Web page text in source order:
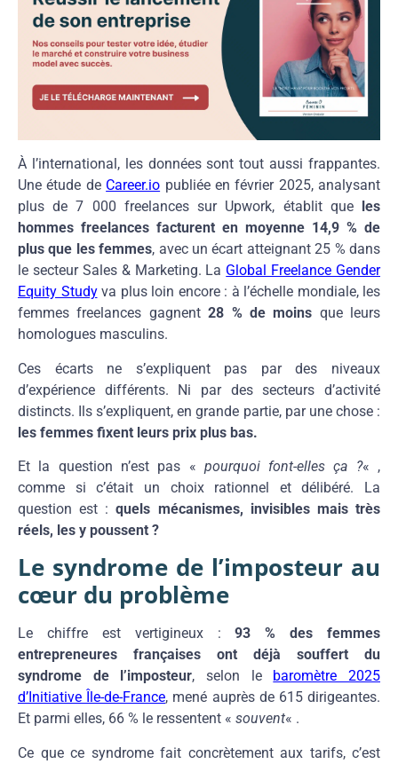
À l’international, les données sont tout aussi frappantes.
Une étude de Career.io publiée en février 2025, analysant
plus de 7 000 freelances sur Upwork, établit que
les
hommes freelances facturent en moyenne 14,9 % de
plus que les femmes, avec un écart atteignant 25 % dans
le secteur Sales & Marketing. La Global Freelance Gender
Equity Studyva plus loin encore : à l’échelle mondiale, les
femmes freelances gagnent28 % de moins que leurs
homologues masculins.
Ces écarts ne s’expliquent pas par des niveaux
d’expérience différents. Ni par des secteurs d’activité
distincts. Ils s’expliquent, en grande partie, par une chose :
les femmes fixent leurs prix plus bas.
Et la question n’est pas « pourquoi font-elles ça ?« ,
comme si c’était un choix rationnel et délibéré. La
question est :quels mécanismes, invisibles mais très
réels, les y poussent ?
Le syndrome de l’imposteur au
cœur du problème
Le chiffre est vertigineux :93 % des femmes
entrepreneures françaises ont déjà souffert du
syndrome de l’imposteur, selon le baromètre 2025
d’Initiative Île-de-France, mené auprès de 615 dirigeantes.
Et parmi elles, 66 % le ressentent « souvent« .
Ce que ce syndrome fait concrètement aux tarifs, c’est